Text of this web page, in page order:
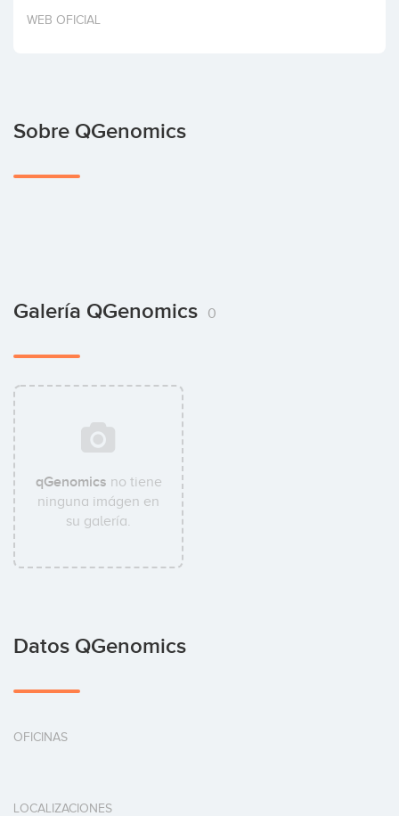
Invertir
WEB OFICIAL
Sobre QGenomics
Galería QGenomics 0
qGenomics no tiene
ninguna imágen en
su galería.
Datos QGenomics
OFICINAS
LOCALIZACIONES